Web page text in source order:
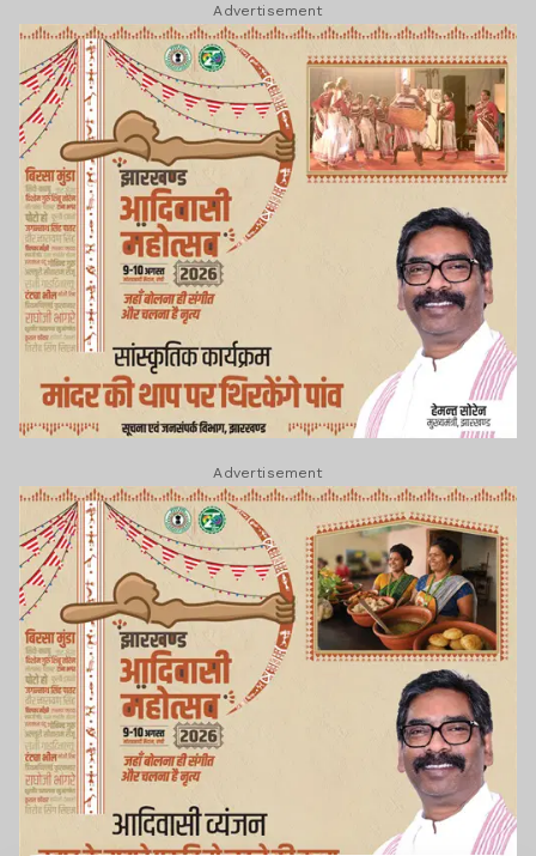
Advertisement
Advertisement